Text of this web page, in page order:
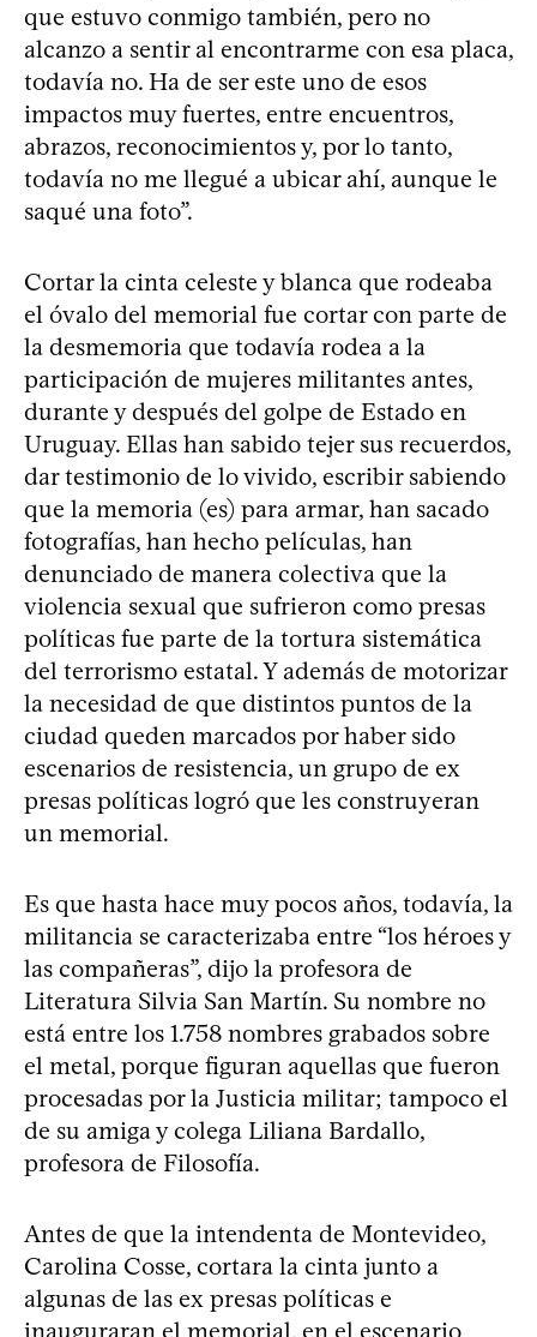
que estuvo conmigo también, pero no
alcanzo a sentir al encontrarme con esa placa,
todavía no. Ha de ser este uno de esos
impactos muy fuertes, entre encuentros,
abrazos, reconocimientos y, por lo tanto,
todavía no me llegué a ubicar ahí, aunque le
saqué una foto”.
Cortar la cinta celeste y blanca que rodeaba
el óvalo del memorial fue cortar con parte de
la desmemoria que todavía rodea a la
participación de mujeres militantes antes,
durante y después del golpe de Estado en
Uruguay. Ellas han sabido tejer sus recuerdos,
dar testimonio de lo vivido, escribir sabiendo
que la memoria (es) para armar, han sacado
fotografías, han hecho películas, han
denunciado de manera colectiva que la
violencia sexual que sufrieron como presas
políticas fue parte de la tortura sistemática
del terrorismo estatal. Y además de motorizar
la necesidad de que distintos puntos de la
ciudad queden marcados por haber sido
escenarios de resistencia, un grupo de ex
presas políticas logró que les construyeran
un memorial.
Es que hasta hace muy pocos años, todavía, la
militancia se caracterizaba entre “los héroes y
las compañeras”, dijo la profesora de
Literatura Silvia San Martín. Su nombre no
está entre los 1.758 nombres grabados sobre
el metal, porque figuran aquellas que fueron
procesadas por la Justicia militar; tampoco el
de su amiga y colega Liliana Bardallo,
profesora de Filosofía.
Antes de que la intendenta de Montevideo,
Carolina Cosse, cortara la cinta junto a
algunas de las ex presas políticas e
inauguraran el memorial, en el escenario